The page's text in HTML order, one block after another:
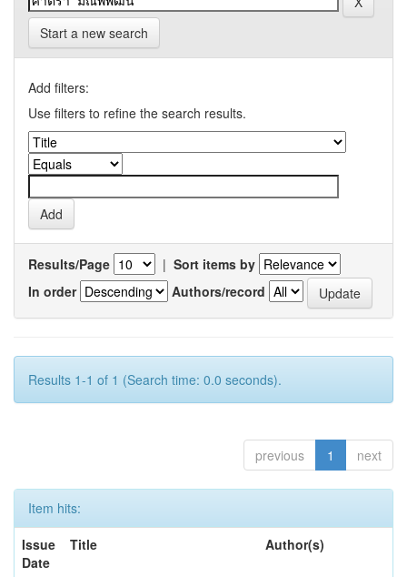
Start a new search
Add filters:
Use filters to refine the search results.
Results/Page | Sort items by
In order
Authors/record
Results 1-1 of 1 (Search time: 0.0 seconds).
previous 1 next
Item hits:
Issue
Date
Title Author(s)